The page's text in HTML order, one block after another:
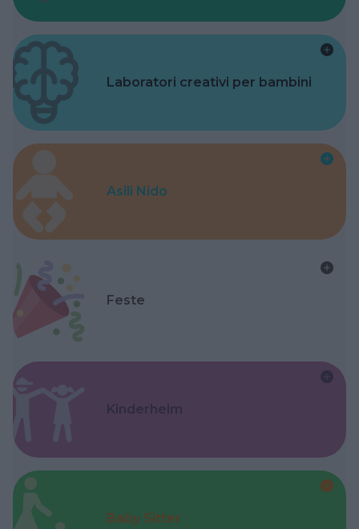
Laboratori creativi per bambini
Asili Nido
Feste
Kinderheim
Baby Sitter